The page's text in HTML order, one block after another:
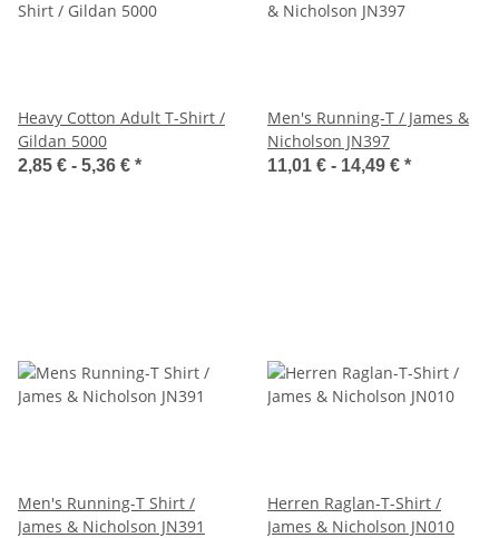
Heavy Cotton Adult T-Shirt /
Gildan 5000
2,85 € - 5,36 € *
Men's Running-T / James &
Nicholson JN397
11,01 € - 14,49 € *
Men's Running-T Shirt /
James & Nicholson JN391
Herren Raglan-T-Shirt /
James & Nicholson JN010